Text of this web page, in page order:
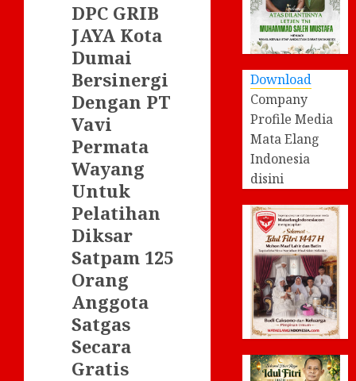
DPC GRIB
JAYA Kota
Dumai
Bersinergi
Dengan PT
Vavi
Permata
Wayang
Untuk
Pelatihan
Diksar
Satpam 125
Orang
Anggota
Satgas
Secara
Gratis
Download
Company
Profile Media
Mata Elang
Indonesia
disini